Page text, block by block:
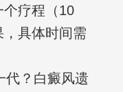
疗程（10
具体时间需
代？白癜风遗